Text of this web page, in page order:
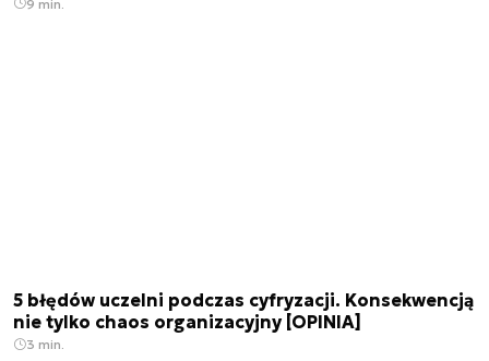
9 min.
5 błędów uczelni podczas cyfryzacji. Konsekwencją
nie tylko chaos organizacyjny [OPINIA]
3 min.